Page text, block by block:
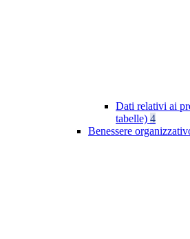
Dati relativi ai
tabelle) 4
Benessere